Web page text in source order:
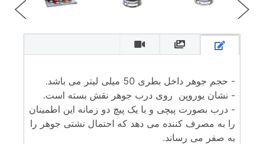
- حجم جوهر داخل بطری 50 میلی لیتر می باشد.
- نشان یوروپن روی درب جوهر نقش بسته است.
- درب بصورت پیچی و با یک پیچ دو زمانه این اطمینان
را به مصرف کننده می دهد که احتمال نشتی جوهر را
به صفر می رساند.